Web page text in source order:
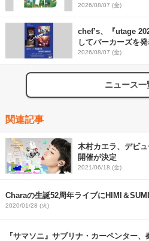
発表 ワークショッ
2026/08/07 (金)
chef’s、『utage
してパーカーズを
2026/08/07 (金)
ニュース一
関連記事
木村カエラ、デビ
開催が決定
2021/06/18 (金)
Charaの生誕52周年ライブにHIMI＆
2020/01/28 (火)
『サマソニ』サブリナ・カーペンター、